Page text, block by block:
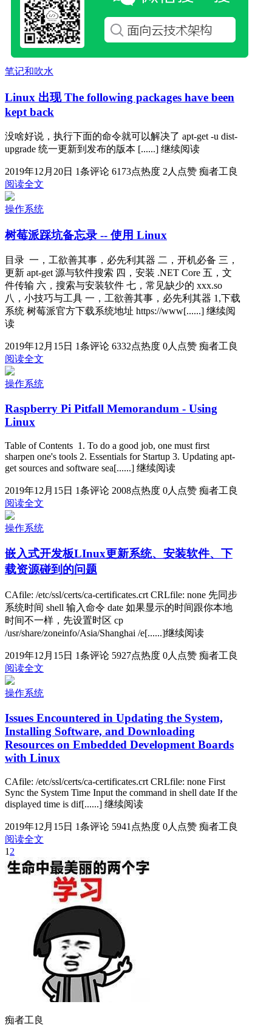
笔记和吹水
Linux 出现 The following packages have been
kept back
没啥好说，执行下面的命令就可以解决了 apt-get -u dist-
upgrade 统一更新到发布的版本 [......] 继续阅读
2019年12月20日 1条评论 6173点热度 2人点赞 痴者工良
阅读全文
操作系统
树莓派踩坑备忘录 -- 使用 Linux
目录 一，工欲善其事，必先利其器 二，开机必备 三，
更新 apt-get 源与软件搜索 四，安装 .NET Core 五，文
件传输 六，搜索与安装软件 七，常见缺少的 xxx.so
八，小技巧与工具 一，工欲善其事，必先利其器 1,下载
系统 树莓派官方下载系统地址 https://www[......] 继续阅
读
2019年12月15日 1条评论 6332点热度 0人点赞 痴者工良
阅读全文
操作系统
Raspberry Pi Pitfall Memorandum - Using
Linux
Table of Contents 1. To do a good job, one must first
sharpen one's tools 2. Essentials for Startup 3. Updating apt-
get sources and software sea[......] 继续阅读
2019年12月15日 1条评论 2008点热度 0人点赞 痴者工良
阅读全文
操作系统
嵌入式开发板LInux更新系统、安装软件、下
载资源碰到的问题
CAfile: /etc/ssl/certs/ca-certificates.crt CRLfile: none 先同步
系统时间 shell 输入命令 date 如果显示的时间跟你本地
时间不一样，先设置时区 cp
/usr/share/zoneinfo/Asia/Shanghai /e[......]继续阅读
2019年12月15日 1条评论 5927点热度 0人点赞 痴者工良
阅读全文
操作系统
Issues Encountered in Updating the System,
Installing Software, and Downloading
Resources on Embedded Development Boards
with Linux
CAfile: /etc/ssl/certs/ca-certificates.crt CRLfile: none First
Sync the System Time Input the command in shell date If the
displayed time is dif[......] 继续阅读
2019年12月15日 1条评论 5941点热度 0人点赞 痴者工良
阅读全文
1 2
痴者工良